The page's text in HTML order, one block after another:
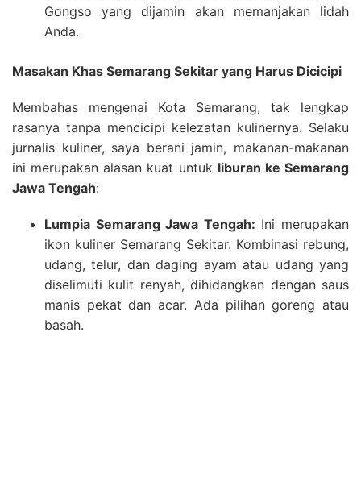
Gongso yang dijamin akan memanjakan lidah
Anda.
Masakan Khas Semarang Sekitar yang Harus Dicicipi
Membahas mengenai Kota Semarang, tak lengkap
rasanya tanpa mencicipi kelezatan kulinernya. Selaku
jurnalis kuliner, saya berani jamin, makanan-makanan
ini merupakan alasan kuat untuk liburan ke Semarang
Jawa Tengah:
Lumpia Semarang Jawa Tengah: Ini merupakan
ikon kuliner Semarang Sekitar. Kombinasi rebung,
udang, telur, dan daging ayam atau udang yang
diselimuti kulit renyah, dihidangkan dengan saus
manis pekat dan acar. Ada pilihan goreng atau
basah.